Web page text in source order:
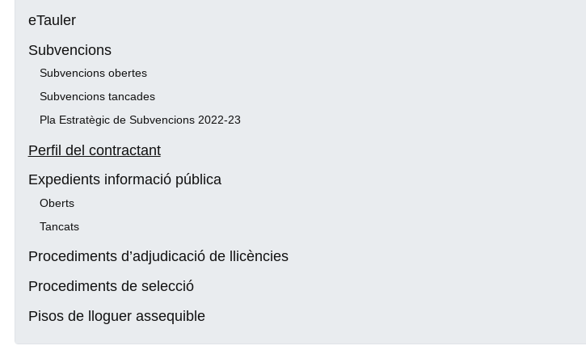
eTauler
Subvencions
Subvencions obertes
Subvencions tancades
Pla Estratègic de Subvencions 2022-23
Perfil del contractant
Expedients informació pública
Oberts
Tancats
Procediments d’adjudicació de llicències
Procediments de selecció
Pisos de lloguer assequible